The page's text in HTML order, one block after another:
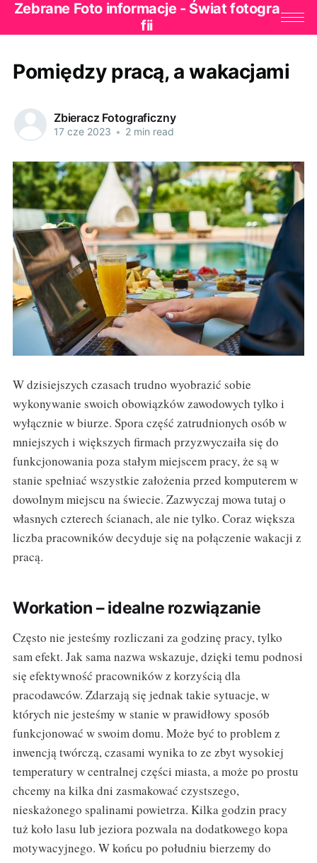
Zebrane Foto informacje - Świat fotogra
fii
Pomiędzy pracą, a wakacjami
Zbieracz Fotograficzny
17 cze 2023 • 2 min read
W dzisiejszych czasach trudno wyobrazić sobie
wykonywanie swoich obowiązków zawodowych tylko i
wyłącznie w biurze. Spora część zatrudnionych osób w
mniejszych i większych firmach przyzwyczaiła się do
funkcjonowania poza stałym miejscem pracy, że są w
stanie spełniać wszystkie założenia przed komputerem w
dowolnym miejscu na świecie. Zazwyczaj mowa tutaj o
własnych czterech ścianach, ale nie tylko. Coraz większa
liczba pracowników decyduje się na połączenie wakacji z
pracą.
Workation – idealne rozwiązanie
Często nie jesteśmy rozliczani za godzinę pracy, tylko
sam efekt. Jak sama nazwa wskazuje, dzięki temu podnosi
się efektywność pracowników z korzyścią dla
pracodawców. Zdarzają się jednak takie sytuacje, w
których nie jesteśmy w stanie w prawidłowy sposób
funkcjonować w swoim domu. Może być to problem z
inwencją twórczą, czasami wynika to ze zbyt wysokiej
temperatury w centralnej części miasta, a może po prostu
chcemy na kilka dni zasmakować czystszego,
nieskażonego spalinami powietrza. Kilka godzin pracy
tuż koło lasu lub jeziora pozwala na dodatkowego kopa
motywacyjnego. W końcu po południu bierzemy do